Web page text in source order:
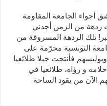
الجامعة المقاومة
ردهة من الزمن أجدني
تلك الردهة المسروقة من
التونسية محرّمة على
فأنتجت جيلا طلائعيا
و رؤاه، طلائعيا في
الآن من يقود الساحة